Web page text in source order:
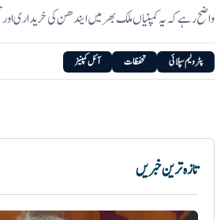
واضح رہے کہ یہ کمپنیاں ملک بھر میں ایندھن کی خریداری اور
پٹرولیم سپلائی تحفظات آئل کمپنیز
تازہ ترین خبریں